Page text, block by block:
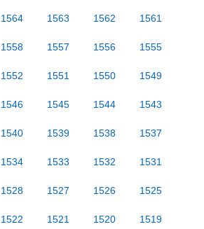
1564 1563 1562 1561
1558 1557 1556 1555
1552 1551 1550 1549
1546 1545 1544 1543
1540 1539 1538 1537
1534 1533 1532 1531
1528 1527 1526 1525
1522 1521 1520 1519